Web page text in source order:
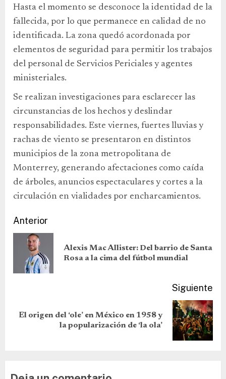
Hasta el momento se desconoce la identidad de la
fallecida, por lo que permanece en calidad de no
identificada. La zona quedó acordonada por
elementos de seguridad para permitir los trabajos
del personal de Servicios Periciales y agentes
ministeriales.
Se realizan investigaciones para esclarecer las
circunstancias de los hechos y deslindar
responsabilidades. Este viernes, fuertes lluvias y
rachas de viento se presentaron en distintos
municipios de la zona metropolitana de
Monterrey, generando afectaciones como caída
de árboles, anuncios espectaculares y cortes a la
circulación en vialidades por encharcamientos.
Anterior
Alexis Mac Allister: Del barrio de Santa
Rosa a la cima del fútbol mundial
Siguiente
El origen del ‘ole’ en México en 1958 y
la popularización de ‘la ola’